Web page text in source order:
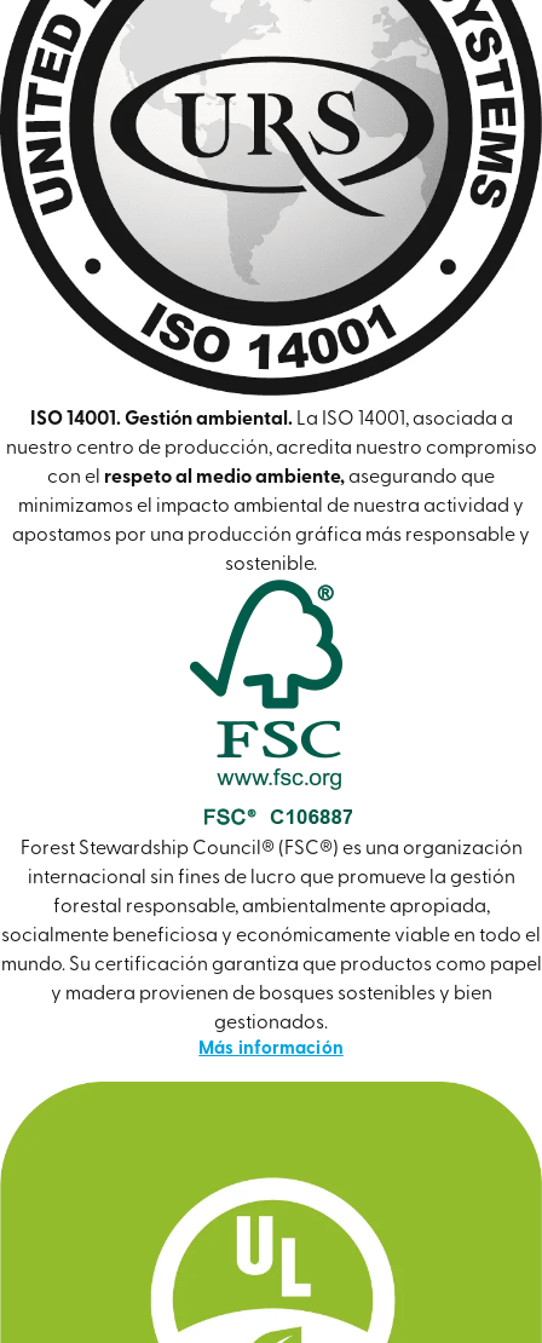
ISO 14001. Gestión ambiental.La ISO 14001, asociada a
nuestro centro de producción, acredita nuestro compromiso
con el respeto al medio ambiente,asegurando que
minimizamos el impacto ambiental de nuestra actividad y
apostamos por una producción gráfica más responsable y
sostenible.
Forest Stewardship Council® (FSC®) es una organización
internacional sin fines de lucro que promueve la gestión
forestal responsable, ambientalmente apropiada,
socialmente beneficiosa y económicamente viable en todo el
mundo. Su certificación garantiza que productos como papel
y madera provienen de bosques sostenibles y bien
gestionados.
Más información